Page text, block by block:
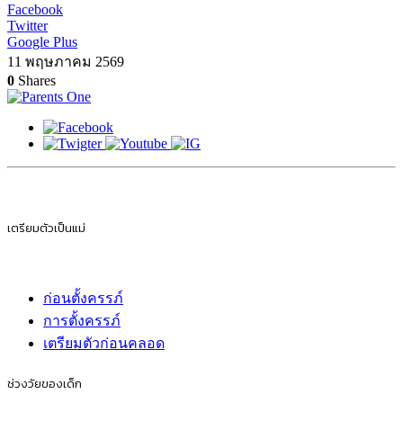
Facebook
Twitter
Google Plus
11 พฤษภาคม 2569
0 Shares
เตรียมตัวเป็นแม่
ก่อนตั้งครรภ์
การตั้งครรภ์
เตรียมตัวก่อนคลอด
ช่วงวัยของเด็ก